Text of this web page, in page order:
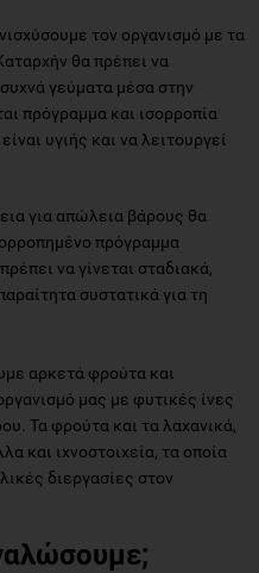
τον οργανισμό με τα
θα πρέπει να
γεύματα μέσα στην
πρόγραμμα και ισορροπία
υγιής και να λειτουργεί
για απώλεια βάρους θα
πρόγραμμα
να γίνεται σταδιακά,
συστατικά για τη
αρκετά φρούτα και
μας με φυτικές ίνες
Τα φρούτα και τα λαχανικά,
και ιχνοστοιχεία, τα οποία
διεργασίες στον